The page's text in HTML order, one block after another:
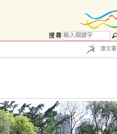
康文署